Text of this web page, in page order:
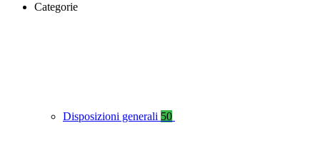
Categorie
Disposizioni generali 50